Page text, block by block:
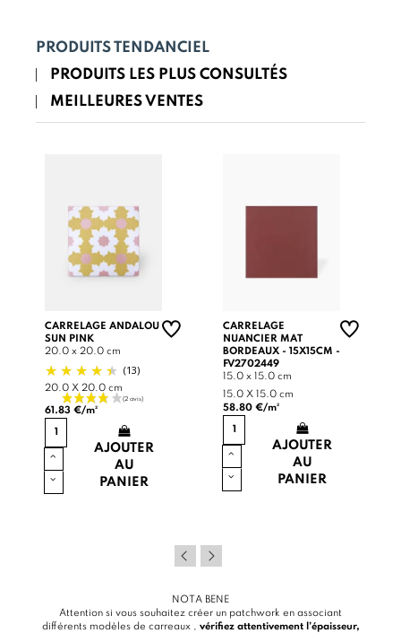
PRODUITS TENDANCIEL
PRODUITS LES PLUS CONSULTÉS
MEILLEURES VENTES
CARRELAGE ANDALOU
SUN PINK
20.0 x 20.0 cm
(13)
20.0 X 20.0 cm
61.83 €/m²
AJOUTER
AU
PANIER
CARRELAGE
NUANCIER MAT
BORDEAUX - 15X15CM -
FV2702449
15.0 x 15.0 cm
15.0 X 15.0 cm
58.80 €/m²
AJOUTER
AU
PANIER
NOTA BENE
Attention si vous souhaitez créer un patchwork en associant
différents modèles de carreaux , vérifiez attentivement l’épaisseur,